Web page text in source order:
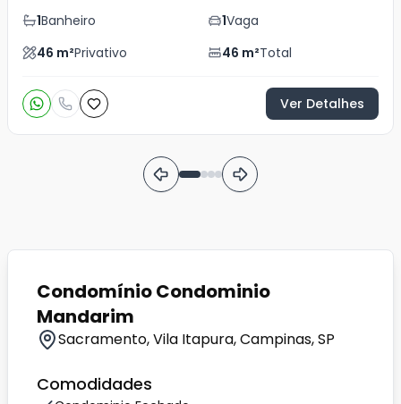
1Banheiro 1Vaga
46 m²Privativo 46 m²Total
Ver Detalhes
Condomínio Condominio
Mandarim
Sacramento, Vila Itapura, Campinas, SP
Comodidades